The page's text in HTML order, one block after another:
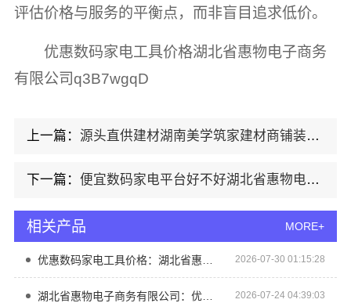
评估价格与服务的平衡点，而非盲目追求低价。
优惠数码家电工具价格湖北省惠物电子商务
有限公司q3B7wgqD
上一篇： 源头直供建材湖南美学筑家建材商铺装修优选
下一篇：便宜数码家电平台好不好湖北省惠物电子商务有限公司
相关产品 MORE+
2026-07-30 01:15:28
湖北省惠物电子商务有限公司：优惠数码家电工具价格 2026-07-24 04:39:03